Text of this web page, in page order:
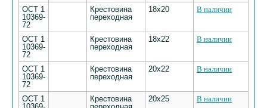
ОСТ 1
10369-
72
Крестовина
переходная
18х20 В наличии
ОСТ 1
10369-
72
Крестовина
переходная
18х22 В наличии
ОСТ 1
10369-
72
Крестовина
переходная
20х22 В наличии
ОСТ 1
Крестовина
20х25 В наличии